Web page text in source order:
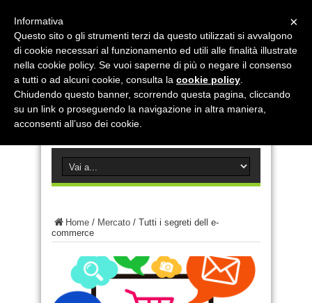
Home / Mercato / Tutti i segreti dell e-
commerce
×
Informativa
Questo sito o gli strumenti terzi da questo utilizzati si avvalgono
di cookie necessari al funzionamento ed utili alle finalità illustrate
nella cookie policy. Se vuoi saperne di più o negare il consenso
a tutti o ad alcuni cookie, consulta la cookie policy
Chiudendo questo banner, scorrendo questa pagina, cliccando
su un link o proseguendo la navigazione in altra maniera,
acconsenti all’uso dei cookie.